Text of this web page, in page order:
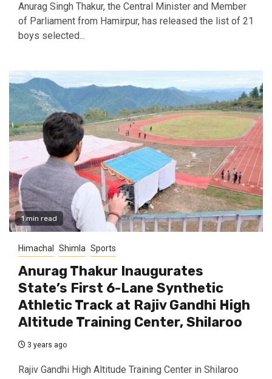
Anurag Singh Thakur, the Central Minister and Member
of Parliament from Hamirpur, has released the list of 21
boys selected...
1 min read
Himachal Shimla Sports
Anurag Thakur Inaugurates
State’s First 6-Lane Synthetic
Athletic Track at Rajiv Gandhi High
Altitude Training Center, Shilaroo
3 years ago
Rajiv Gandhi High Altitude Training Center in Shilaroo